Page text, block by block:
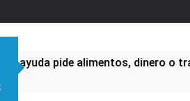
alimentos, dinero o trabajo